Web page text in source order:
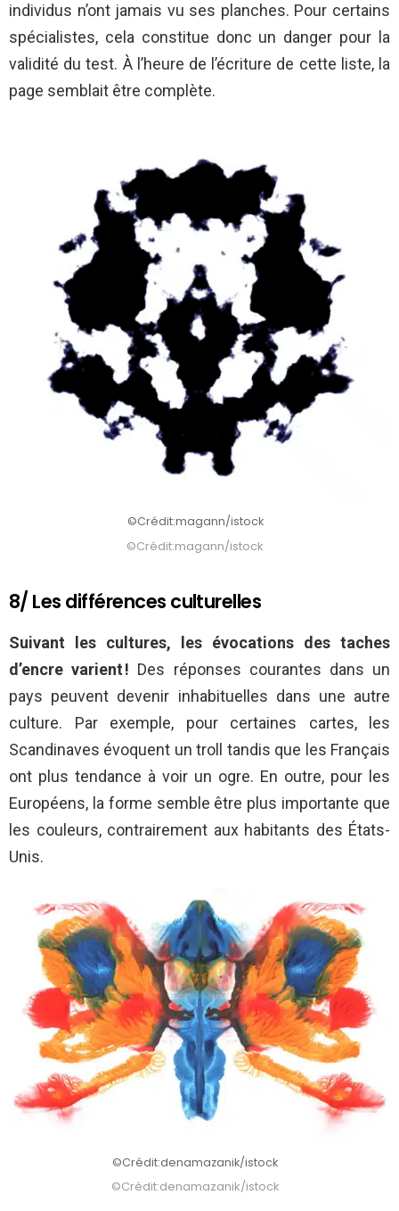
individus n’ont jamais vu ses planches. Pour certains
spécialistes, cela constitue donc un danger pour la
validité du test. À l’heure de l’écriture de cette liste, la
page semblait être complète.
©Crédit:magann/istock
©Crédit:magann/istock
8/ Les différences culturelles
Suivant les cultures, les évocations des taches
d’encre varient ! Des réponses courantes dans un
pays peuvent devenir inhabituelles dans une autre
culture. Par exemple, pour certaines cartes, les
Scandinaves évoquent un troll tandis que les Français
ont plus tendance à voir un ogre. En outre, pour les
Européens, la forme semble être plus importante que
les couleurs, contrairement aux habitants des États-
Unis.
©Crédit:denamazanik/istock
©Crédit:denamazanik/istock